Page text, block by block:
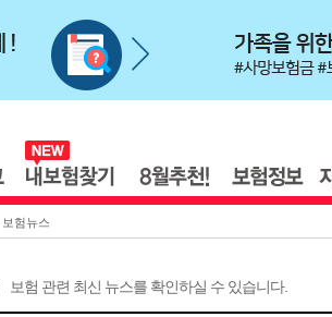
보험뉴스
보험 관련 최신 뉴스를 확인하실 수 있습니다.